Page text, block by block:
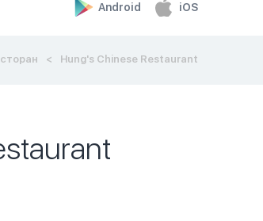
Android iOS
Hung's Chinese Restaurant